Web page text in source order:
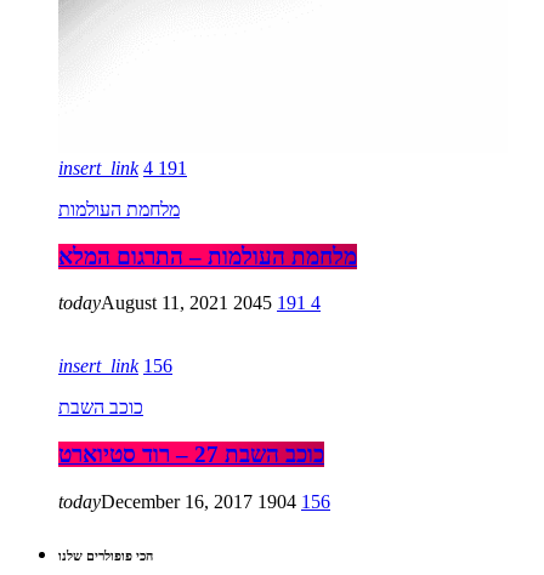
insert_link 4 191
מלחמת העולמות
מלחמת העולמות – התרגום המלא
todayAugust 11, 2021 2045 191 4
insert_link 156
כוכב השבת
כוכב השבת 27 – רוד סטיוארט
todayDecember 16, 2017 1904 156
הכי פופולרים שלנו